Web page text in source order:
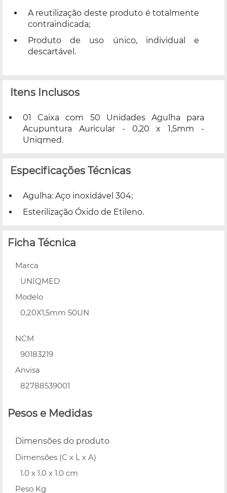
A reutilização deste produto é totalmente
contraindicada;
Produto de uso único, individual e
descartável.
Itens Inclusos
01 Caixa com 50 Unidades Agulha para
Acupuntura Auricular - 0,20 x 1,5mm -
Uniqmed.
Especificações Técnicas
Agulha: Aço inoxidável 304;
Esterilização Óxido de Etileno.
Ficha Técnica
Marca
UNIQMED
Modelo
0,20X1,5mm 50UN
NCM
90183219
Anvisa
82788539001
Pesos e Medidas
Dimensões do produto
Dimensões (C x L x A)
1.0 x 1.0 x 1.0 cm
Peso Kg